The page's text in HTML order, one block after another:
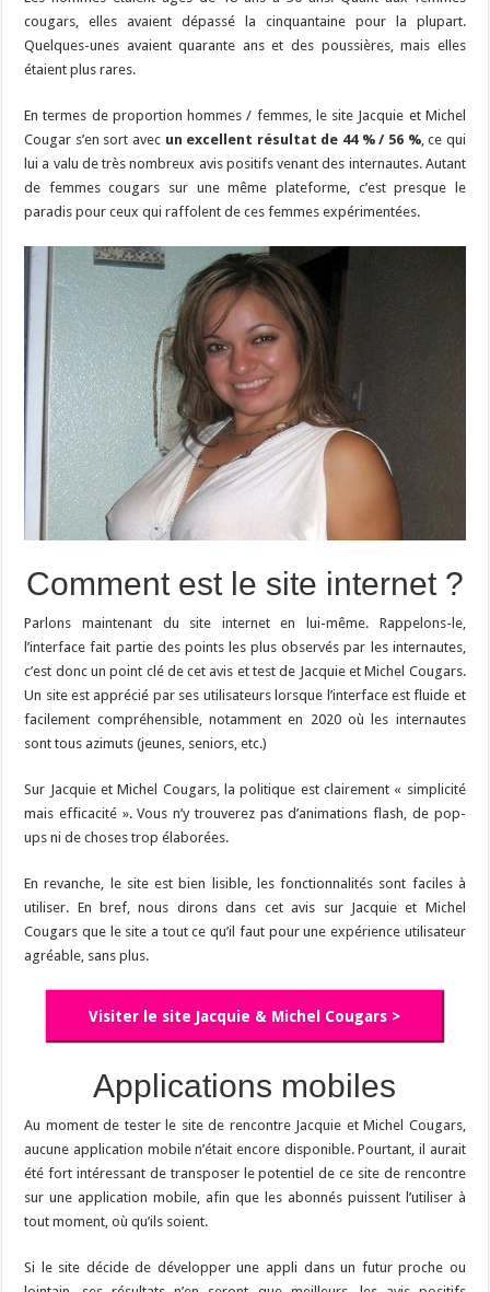
cougars, elles avaient dépassé la cinquantaine pour la plupart.
Quelques-unes avaient quarante ans et des poussières, mais elles
étaient plus rares.
En termes de proportion hommes / femmes, le site Jacquie et Michel
Cougar s’en sort avec un excellent résultat de 44 % / 56 %, ce qui
lui a valu de très nombreux avis positifs venant des internautes. Autant
de femmes cougars sur une même plateforme, c’est presque le
paradis pour ceux qui raffolent de ces femmes expérimentées.
Comment est le site internet ?
Parlons maintenant du site internet en lui-même. Rappelons-le,
l’interface fait partie des points les plus observés par les internautes,
c’est donc un point clé de cet avis et test de Jacquie et Michel Cougars.
Un site est apprécié par ses utilisateurs lorsque l’interface est fluide et
facilement compréhensible, notamment en 2020 où les internautes
sont tous azimuts (jeunes, seniors, etc.)
Sur Jacquie et Michel Cougars, la politique est clairement « simplicité
mais efficacité ». Vous n’y trouverez pas d’animations flash, de pop-
ups ni de choses trop élaborées.
En revanche, le site est bien lisible, les fonctionnalités sont faciles à
utiliser. En bref, nous dirons dans cet avis sur Jacquie et Michel
Cougars que le site a tout ce qu’il faut pour une expérience utilisateur
agréable, sans plus.
Visiter le site Jacquie & Michel Cougars >
Applications mobiles
Au moment de tester le site de rencontre Jacquie et Michel Cougars,
aucune application mobile n’était encore disponible. Pourtant, il aurait
été fort intéressant de transposer le potentiel de ce site de rencontre
sur une application mobile, afin que les abonnés puissent l’utiliser à
tout moment, où qu’ils soient.
Si le site décide de développer une appli dans un futur proche ou